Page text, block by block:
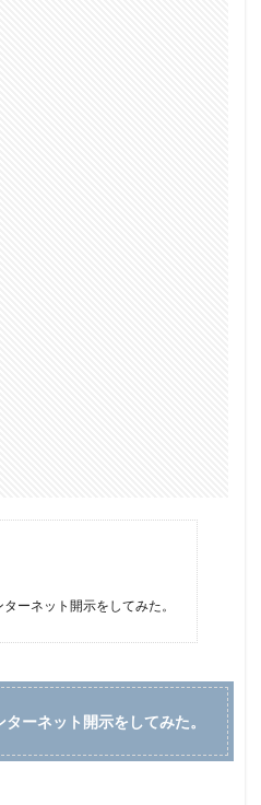
ーネット開示をしてみた。
ーネット開示をしてみた。